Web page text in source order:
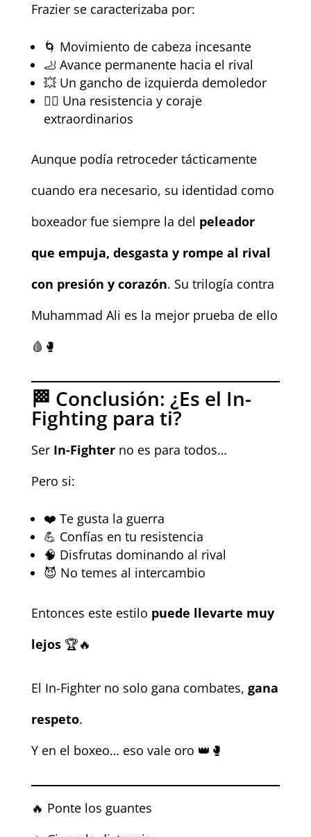
Frazier se caracterizaba por:
🌀 Movimiento de cabeza incesante
🦶 Avance permanente hacia el rival
💥 Un gancho de izquierda demoledor
❤️‍🔥 Una resistencia y coraje
extraordinarios
Aunque podía retroceder tácticamente
cuando era necesario, su identidad como
boxeador fue siempre la del peleador
que empuja, desgasta y rompe al rival
con presión y corazón. Su trilogía contra
Muhammad Ali es la mejor prueba de ello
🩸🥊
🏁 Conclusión: ¿Es el In-
Fighting para ti?
Ser In-Fighterno es para todos…
Pero si:
❤️ Te gusta la guerra
💪 Confías en tu resistencia
🧠 Disfrutas dominando al rival
😈 No temes al intercambio
Entonces este estilo puede llevarte muy
lejos🏆🔥
El In-Fighter no solo gana combates, gana
respeto.
Y en el boxeo… eso vale oro 👑🥊
🔥 Ponte los guantes